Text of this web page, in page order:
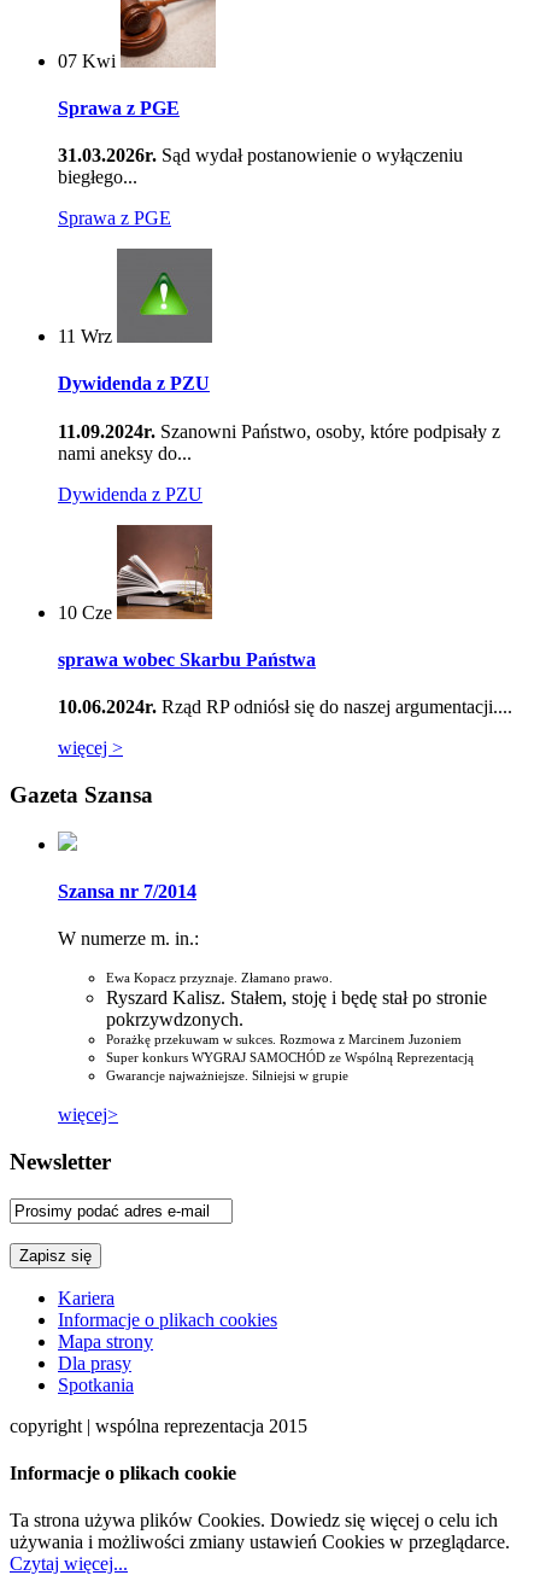
07 Kwi
Sprawa z PGE
31.03.2026r. Sąd wydał postanowienie o wyłączeniu
biegłego...
Sprawa z PGE
11 Wrz
Dywidenda z PZU
11.09.2024r. Szanowni Państwo, osoby, które podpisały z
nami aneksy do...
Dywidenda z PZU
10 Cze
sprawa wobec Skarbu Państwa
10.06.2024r. Rząd RP odniósł się do naszej argumentacji....
więcej >
Gazeta Szansa
Szansa nr 7/2014
W numerze m. in.:
Ewa Kopacz przyznaje. Złamano prawo.
Ryszard Kalisz. Stałem, stoję i będę stał po stronie
pokrzywdzonych.
Porażkę przekuwam w sukces. Rozmowa z Marcinem Juzoniem
Super konkurs WYGRAJ SAMOCHÓD ze Wspólną Reprezentacją
Gwarancje najważniejsze. Silniejsi w grupie
więcej>
Newsletter
Kariera
Informacje o plikach cookies
Mapa strony
Dla prasy
Spotkania
copyright | wspólna reprezentacja 2015
Informacje o plikach cookie
Ta strona używa plików Cookies. Dowiedz się więcej o celu ich
używania i możliwości zmiany ustawień Cookies w przeglądarce.
Czytaj więcej...